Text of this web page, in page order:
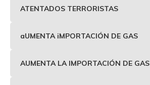
ATENTADOS TERRORISTAS
aUMENTA iMPORTACIÓN DE GAS
AUMENTA LA IMPORTACIÓN DE GAS